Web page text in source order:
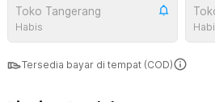
Toko Tangerang
Habis
Tersedia bayar di tempat (COD)